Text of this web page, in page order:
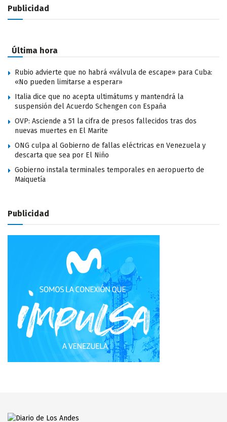
Publicidad
Última hora
Rubio advierte que no habrá «válvula de escape» para Cuba:
«No pueden limitarse a esperar»
Italia dice que no acepta ultimátums y mantendrá la
suspensión del Acuerdo Schengen con España
OVP: Asciende a 51 la cifra de presos fallecidos tras dos
nuevas muertes en El Marite
ONG culpa al Gobierno de fallas eléctricas en Venezuela y
descarta que sea por El Niño
Gobierno instala terminales temporales en aeropuerto de
Maiquetía
Publicidad